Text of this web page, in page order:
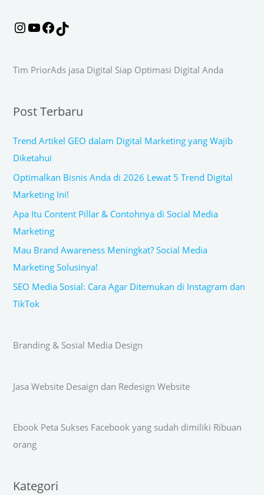
r
Tim PriorAds jasa Digital Siap Optimasi Digital Anda
Post Terbaru
Trend Artikel GEO dalam Digital Marketing yang Wajib
Diketahui
Optimalkan Bisnis Anda di 2026 Lewat 5 Trend Digital
Marketing Ini!
Apa Itu Content Pillar & Contohnya di Social Media
Marketing
Mau Brand Awareness Meningkat? Social Media
Marketing Solusinya!
SEO Media Sosial: Cara Agar Ditemukan di Instagram dan
TikTok
Branding & Sosial Media Design
Jasa Website Desaign dan Redesign Website
Ebook Peta Sukses Facebook yang sudah dimiliki Ribuan
orang
Kategori